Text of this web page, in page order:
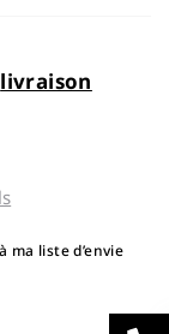
livraison
ma liste d’envie